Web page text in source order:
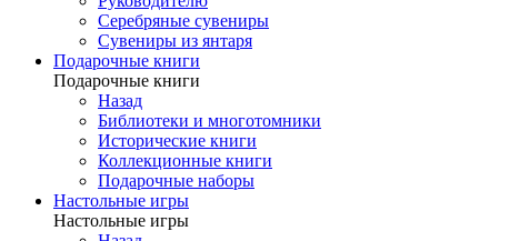
Серебряные сувениры
Сувениры из янтаря
Подарочные книги
Подарочные книги
Назад
Библиотеки и многотомники
Исторические книги
Коллекционные книги
Подарочные наборы
Настольные игры
Настольные игры